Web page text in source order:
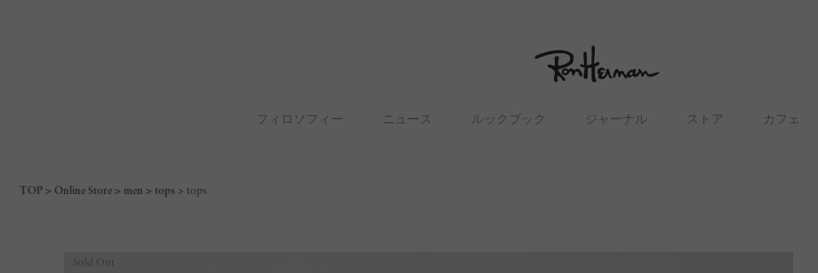
フィロソフィー ニュース ルックブック ジャーナル ストア カフェ
TOP Online Store men tops tops
Sold Out